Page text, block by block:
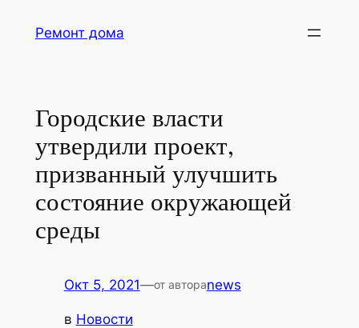
Ремонт дома
Городские власти
утвердили проект,
призванный улучшить
состояние окружающей
среды
Окт 5, 2021—от автораnews
в Новости